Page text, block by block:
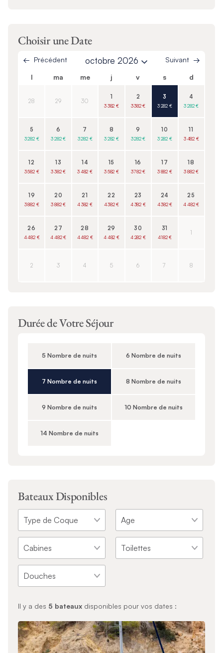
Choisir une Date
Précédent octobre 2026 Suivant
l ma me j v s d
28 29 30
1
3 382 €
2
3 382 €
3
3 282 €
4
3 282 €
5
3 282 €
6
3 282 €
7
3 282 €
8
3 282 €
9
3 282 €
10
3 282 €
11
3 482 €
12
3 582 €
13
3 382 €
14
3 482 €
15
3 582 €
16
3 782 €
17
3 882 €
18
3 882 €
19
3 882 €
20
3 882 €
21
4 382 €
22
4 382 €
23
4 382 €
24
4 382 €
25
4 482 €
26
4 482 €
27
4 482 €
28
4 482 €
29
4 482 €
30
4 282 €
31
4 182 €
1
2 3 4 5 6 7 8
Durée de Votre Séjour
5 Nombre de nuits 6 Nombre de nuits
7 Nombre de nuits 8 Nombre de nuits
9 Nombre de nuits 10 Nombre de nuits
14 Nombre de nuits
Bateaux Disponibles
Il y a des 5 bateauxdisponibles pour vos dates :